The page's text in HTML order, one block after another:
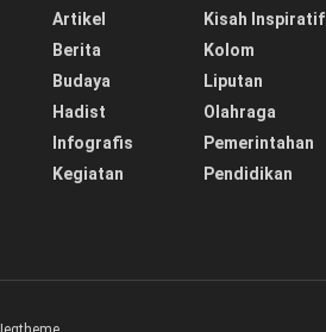
Artikel
Berita
Budaya
Hadist
Infografis
Kegiatan
Kisah Inspiratif
Kolom
Liputan
Olahraga
Pemerintahan
Pendidikan